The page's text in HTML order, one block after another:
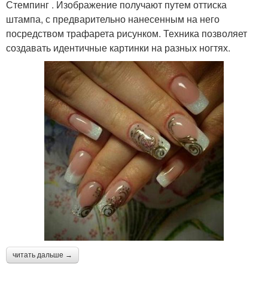
Стемпинг . Изображение получают путем оттиска
штампа, с предварительно нанесенным на него
посредством трафарета рисунком. Техника позволяет
создавать идентичные картинки на разных ногтях.
читать дальше →